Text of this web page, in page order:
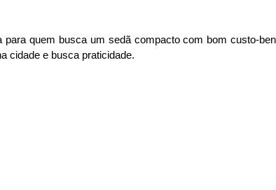
quem busca um sedã compacto com bom custo-
cidade e busca praticidade.